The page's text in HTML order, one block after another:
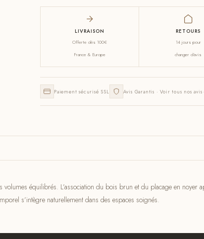
LIVRAISON
Offerte dès 100€
France & Europe
RETOURS
14 jours pour
changer d'avis
Paiement sécurisé SSL Avis Garantis · Voir tous nos
équilibrés. L’association du bois brun et du placage en
s’intègre naturellement dans des espaces soignés.